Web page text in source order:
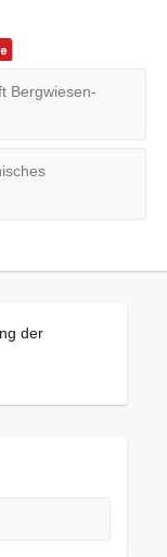
Bergwiesen-
der